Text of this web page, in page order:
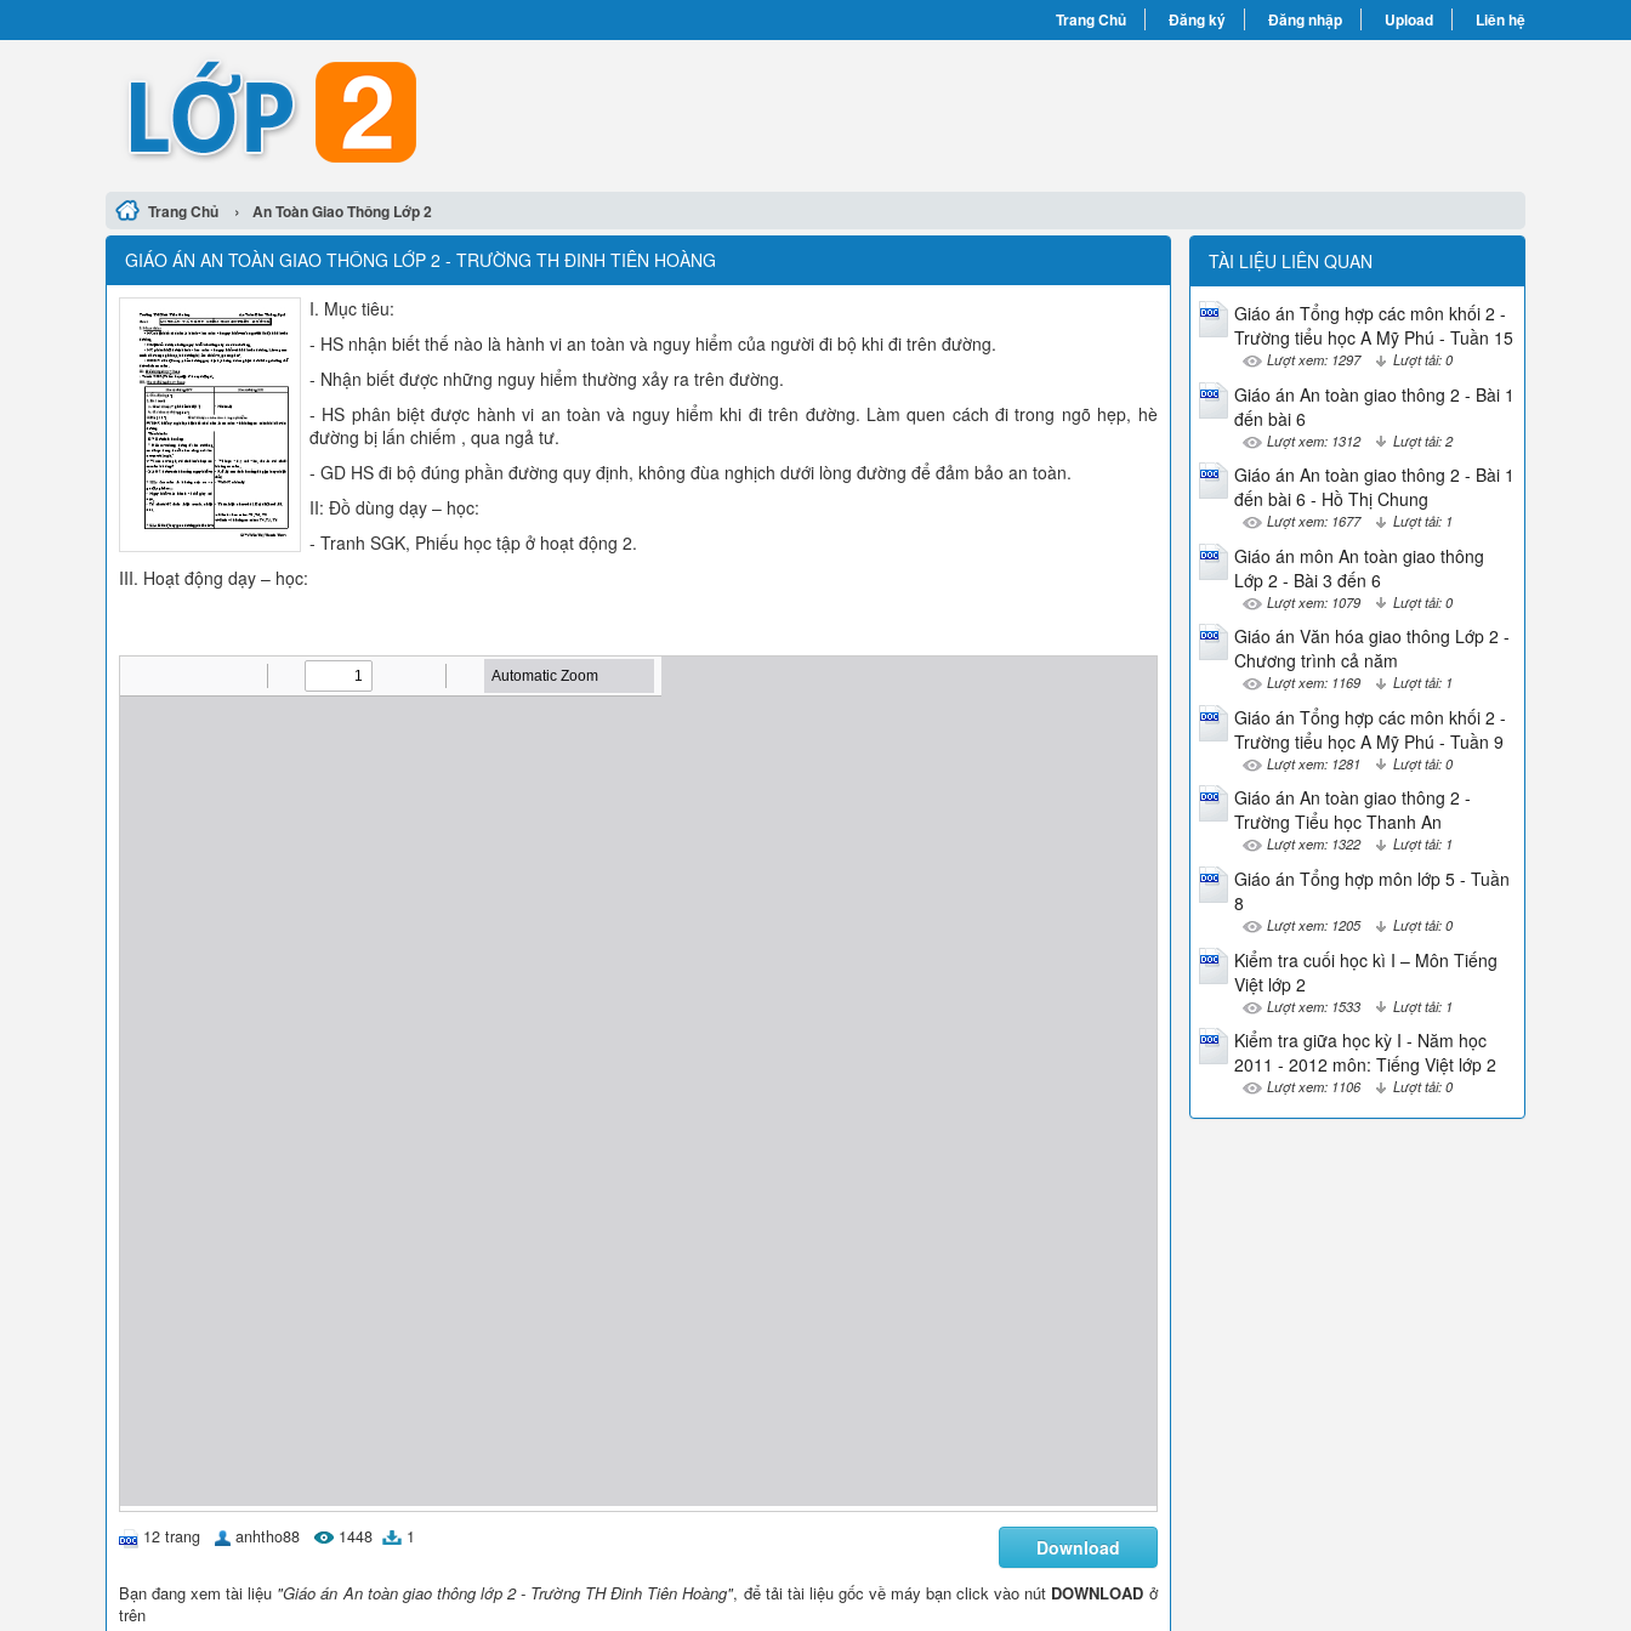
Trang Chủ Đăng ký Đăng nhập Upload Liên hệ
Trang Chủ › An Toàn Giao Thông Lớp 2
GIÁO ÁN AN TOÀN GIAO THÔNG LỚP 2 - TRƯỜNG TH ĐINH TIÊN HOÀNG
I. Mục tiêu:
- HS nhận biết thế nào là hành vi an toàn và nguy hiểm của người đi bộ khi đi trên đường.
- Nhận biết được những nguy hiểm thường xảy ra trên đường.
- HS phân biệt được hành vi an toàn và nguy hiểm khi đi trên đường. Làm quen cách đi trong ngõ hẹp, hè
đường bị lấn chiếm , qua ngả tư.
- GD HS đi bộ đúng phần đường quy định, không đùa nghịch dưới lòng đường để đảm bảo an toàn.
II: Đồ dùng dạy – học:
- Tranh SGK, Phiếu học tập ở hoạt động 2.
III. Hoạt động dạy – học:
12 trang anhtho88 1448 1 Download
Bạn đang xem tài liệu "Giáo án An toàn giao thông lớp 2 - Trường TH Đinh Tiên Hoàng", để tải tài liệu gốc về máy bạn click vào nút DOWNLOAD ở
trên
TÀI LIỆU LIÊN QUAN
Giáo án Tổng hợp các môn khối 2 -
Trường tiểu học A Mỹ Phú - Tuần 15
Lượt xem: 1297 Lượt tải: 0
Giáo án An toàn giao thông 2 - Bài 1
đến bài 6
Lượt xem: 1312 Lượt tải: 2
Giáo án An toàn giao thông 2 - Bài 1
đến bài 6 - Hồ Thị Chung
Lượt xem: 1677 Lượt tải: 1
Giáo án môn An toàn giao thông
Lớp 2 - Bài 3 đến 6
Lượt xem: 1079 Lượt tải: 0
Giáo án Văn hóa giao thông Lớp 2 -
Chương trình cả năm
Lượt xem: 1169 Lượt tải: 1
Giáo án Tổng hợp các môn khối 2 -
Trường tiểu học A Mỹ Phú - Tuần 9
Lượt xem: 1281 Lượt tải: 0
Giáo án An toàn giao thông 2 -
Trường Tiểu học Thanh An
Lượt xem: 1322 Lượt tải: 1
Giáo án Tổng hợp môn lớp 5 - Tuần
8
Lượt xem: 1205 Lượt tải: 0
Kiểm tra cuối học kì I – Môn Tiếng
Việt lớp 2
Lượt xem: 1533 Lượt tải: 1
Kiểm tra giữa học kỳ I - Năm học
2011 - 2012 môn: Tiếng Việt lớp 2
Lượt xem: 1106 Lượt tải: 0